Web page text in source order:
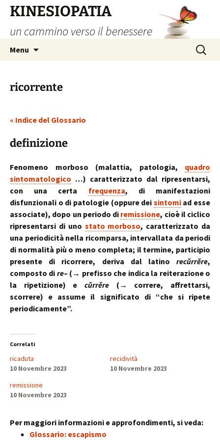
contenuto
KINESIOPATIA
un cammino verso il benessere
Menu
Ricerca
per:
ricorrente
« Indice del Glossario
definizione
Fenomeno morboso (malattia, patologia, quadro
sintomatologico …) caratterizzato dal ripresentarsi,
con una certa frequenza, di manifestazioni
disfunzionali o di patologie (oppure dei sintomiad esse
associate), dopo un periodo di remissione, cioè il ciclico
ripresentarsi di uno stato morboso, caratterizzato da
una periodicità nella ricomparsa, intervallata da periodi
di normalità più o meno completa; il termine, participio
presente di ricorrere, deriva dal latino recŭrrĕre,
composto di re– (→ prefisso che indica la reiterazione o
la ripetizione) e cŭrrĕre (→ correre, affrettarsi,
scorrere) e assume il significato di “che si ripete
periodicamente”.
Correlati
ricaduta
10 Novembre 2023
recidività
10 Novembre 2023
remissione
10 Novembre 2023
Per maggiori informazioni e approfondimenti, si veda:
Glossario: escapismo